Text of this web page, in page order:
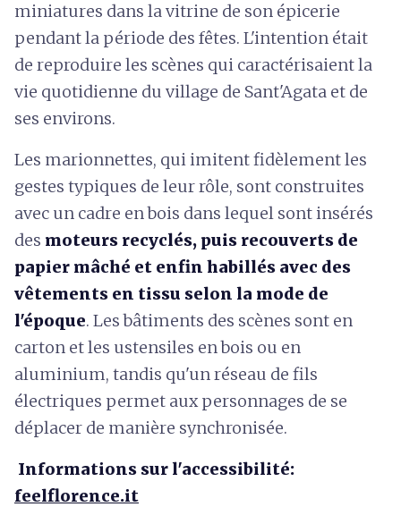
miniatures dans la vitrine de son épicerie
pendant la période des fêtes. L'intention était
de reproduire les scènes qui caractérisaient la
vie quotidienne du village de Sant'Agata et de
ses environs.
Les marionnettes, qui imitent fidèlement les
gestes typiques de leur rôle, sont construites
avec un cadre en bois dans lequel sont insérés
des moteurs recyclés, puis recouverts de
papier mâché et enfin habillés avec des
vêtements en tissu selon la mode de
l'époque. Les bâtiments des scènes sont en
carton et les ustensiles en bois ou en
aluminium, tandis qu'un réseau de fils
électriques permet aux personnages de se
déplacer de manière synchronisée.
Informations sur l'accessibilité:
feelflorence.it